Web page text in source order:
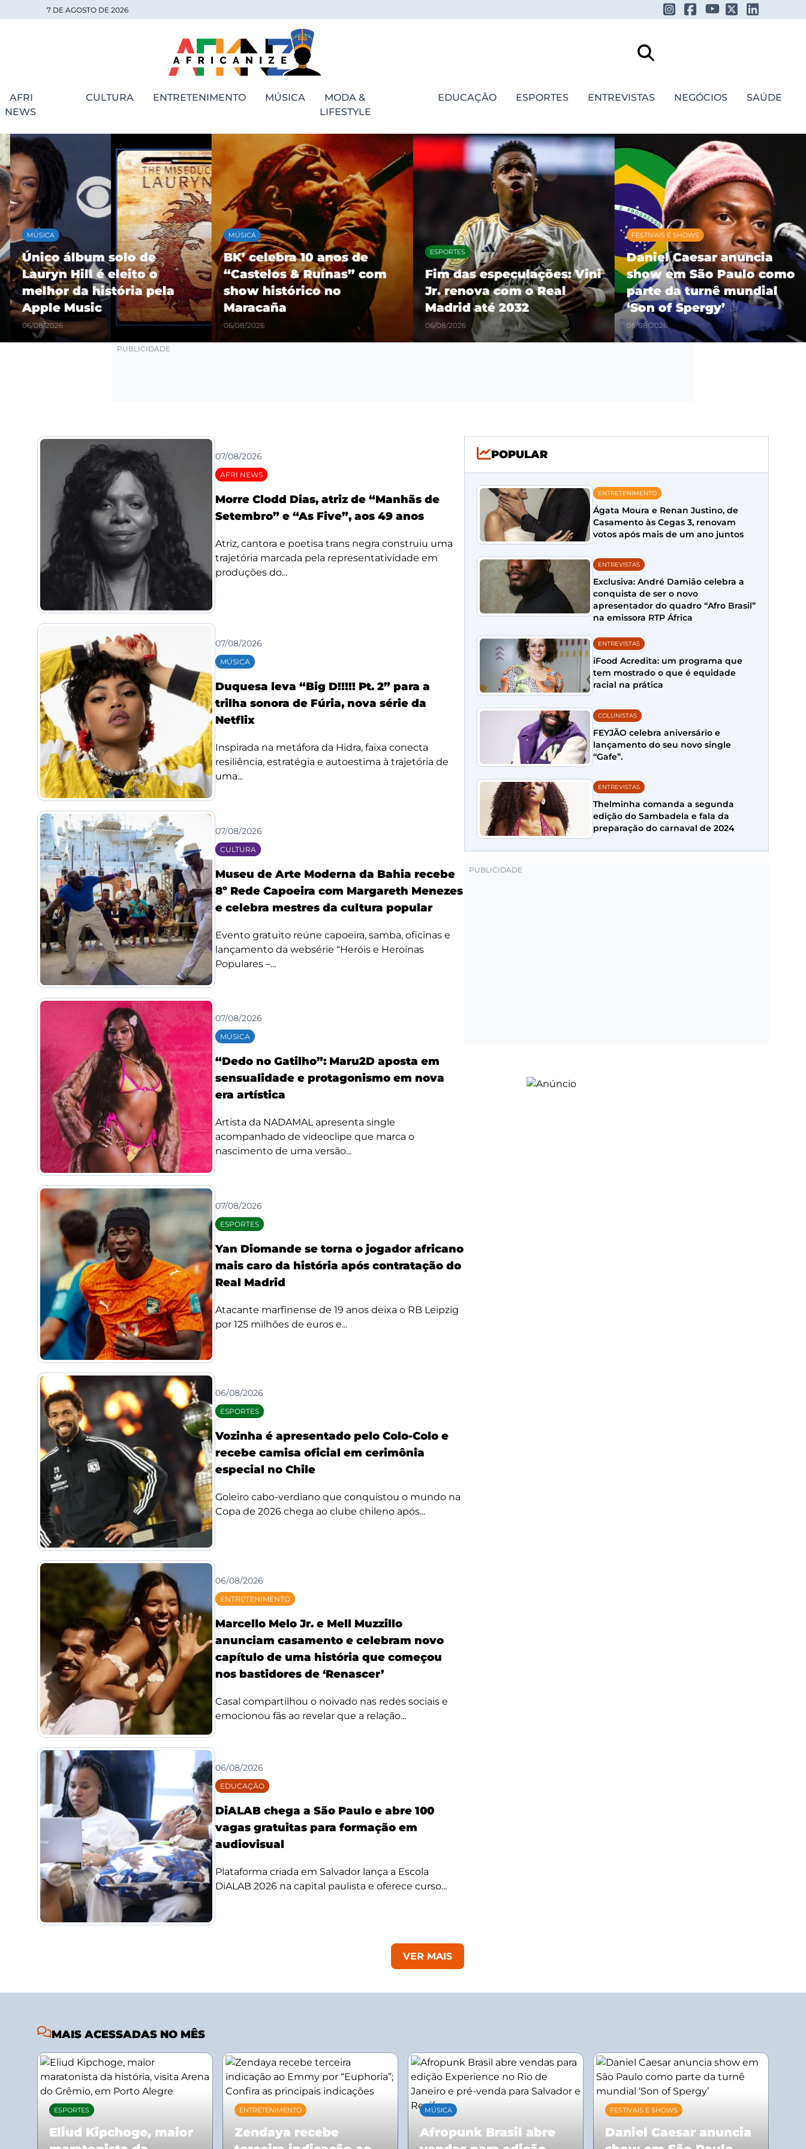
7 DE AGOSTO DE 2026
AFRI
NEWS
CULTURA ENTRETENIMENTO MÚSICA
MODA &
LIFESTYLE
EDUCAÇÃO ESPORTES ENTREVISTAS NEGÓCIOS SAÚDE
MÚSICA
Único álbum solo de
Lauryn Hill é eleito o
melhor da história pela
Apple Music
06/08/2026
MÚSICA
BK’ celebra 10 anos de
“Castelos & Ruínas” com
show histórico no
Maracaña
06/08/2026
ESPORTES
Fim das especulações: Vini
Jr. renova com o Real
Madrid até 2032
06/08/2026
FESTIVAIS E SHOWS
Daniel Caesar anuncia
show em São Paulo como
parte da turnê mundial
‘Son of Spergy’
05/08/2026
07/08/2026
AFRI NEWS
Morre Clodd Dias, atriz de “Manhãs de
Setembro” e “As Five”, aos 49 anos
Atriz, cantora e poetisa trans negra construiu uma
trajetória marcada pela representatividade em
produções do...
07/08/2026
MÚSICA
Duquesa leva “Big D!!!!! Pt. 2” para a
trilha sonora de Fúria, nova série da
Netflix
Inspirada na metáfora da Hidra, faixa conecta
resiliência, estratégia e autoestima à trajetória de
uma...
07/08/2026
CULTURA
Museu de Arte Moderna da Bahia recebe
8º Rede Capoeira com Margareth Menezes
e celebra mestres da cultura popular
Evento gratuito reúne capoeira, samba, oficinas e
lançamento da websérie “Heróis e Heroínas
Populares –...
07/08/2026
MÚSICA
“Dedo no Gatilho”: Maru2D aposta em
sensualidade e protagonismo em nova
era artística
Artista da NADAMAL apresenta single
acompanhado de videoclipe que marca o
nascimento de uma versão...
07/08/2026
ESPORTES
Yan Diomande se torna o jogador africano
mais caro da história após contratação do
Real Madrid
Atacante marfinense de 19 anos deixa o RB Leipzig
por 125 milhões de euros e...
06/08/2026
ESPORTES
Vozinha é apresentado pelo Colo-Colo e
recebe camisa oficial em cerimônia
especial no Chile
Goleiro cabo-verdiano que conquistou o mundo na
Copa de 2026 chega ao clube chileno após...
06/08/2026
ENTRETENIMENTO
Marcello Melo Jr. e Mell Muzzillo
anunciam casamento e celebram novo
capítulo de uma história que começou
nos bastidores de ‘Renascer’
Casal compartilhou o noivado nas redes sociais e
emocionou fãs ao revelar que a relação...
06/08/2026
EDUCAÇÃO
DiALAB chega a São Paulo e abre 100
vagas gratuitas para formação em
audiovisual
Plataforma criada em Salvador lança a Escola
DiALAB 2026 na capital paulista e oferece curso...
VER MAIS
POPULAR
ENTRETENIMENTO
Ágata Moura e Renan Justino, de
Casamento às Cegas 3, renovam
votos após mais de um ano juntos
ENTREVISTAS
Exclusiva: André Damião celebra a
conquista de ser o novo
apresentador do quadro “Afro Brasil”
na emissora RTP África
ENTREVISTAS
iFood Acredita: um programa que
tem mostrado o que é equidade
racial na prática
COLUNISTAS
FEYJÃO celebra aniversário e
lançamento do seu novo single
“Gafe”.
ENTREVISTAS
Thelminha comanda a segunda
edição do Sambadela e fala da
preparação do carnaval de 2024
MAIS ACESSADAS NO MÊS
ESPORTES
Eliud Kipchoge, maior
ENTRETENIMENTO
Zendaya recebe
MÚSICA
Afropunk Brasil abre
FESTIVAIS E SHOWS
Daniel Caesar anuncia